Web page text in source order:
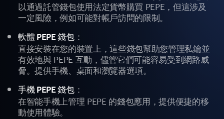
以通過託管錢包使用法定貨幣購買 PEPE，但這涉及
一定風險，例如可能對帳戶訪問的限制。
軟體 PEPE 錢包：
直接安裝在您的裝置上，這些錢包幫助您管理私鑰並
有效地與 PEPE 互動，儘管它們可能容易受到網路威
脅。提供手機、桌面和瀏覽器選項。
手機 PEPE 錢包：
在智能手機上管理 PEPE 的錢包應用，提供便捷的移
動使用體驗。